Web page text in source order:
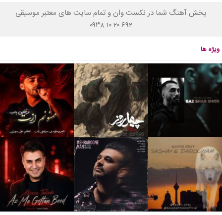
پخش آهنگ شما در نکست وان و تمام سایت های معتبر موسیقی
۰۹۳۸ ۱۰ ۲۰ ۶۹۲
ویژه ها